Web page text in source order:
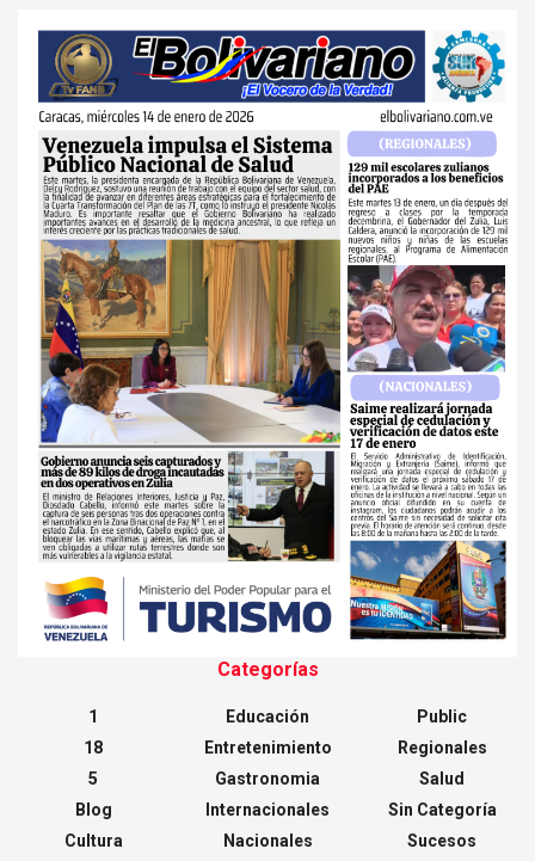
Categorías
1
18
5
Blog
Cultura
Educación
Entretenimiento
Gastronomia
Internacionales
Nacionales
Public
Regionales
Salud
Sin Categoría
Sucesos